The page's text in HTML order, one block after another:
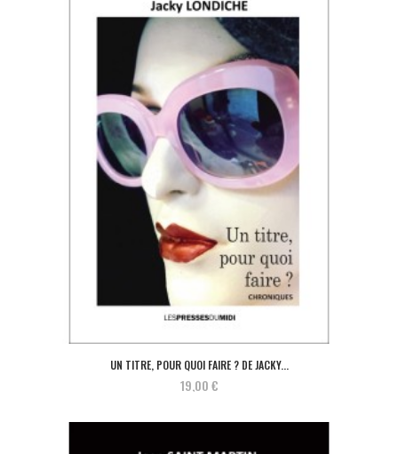
UN TITRE, POUR QUOI FAIRE ? DE JACKY...
19,00 €